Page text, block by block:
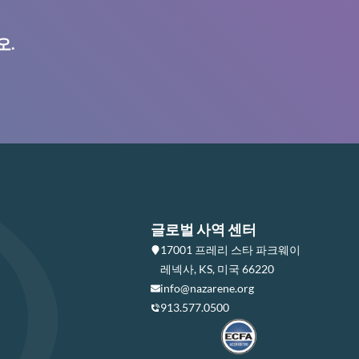
.
글로벌 사역 센터
17001 프레리 스타 파크웨이
레넥사, KS, 미국 66220
info@nazarene.org
913.577.0500